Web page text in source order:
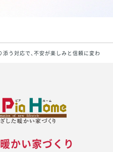
添う対応で、不安が楽しみと信頼に変わりま
かい家づくり